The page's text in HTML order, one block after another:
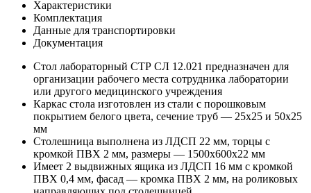
Характеристики
Комплектация
Данные для транспортировки
Документация
Стол лабораторный СТР СЛ 12.021 предназначен для
организации рабочего места сотрудника лаборатории
или другого медицинского учреждения
Каркас стола изготовлен из стали с порошковым
покрытием белого цвета, сечение труб — 25x25 и 50x25
мм
Столешница выполнена из ЛДСП 22 мм, торцы с
кромкой ПВХ 2 мм, размеры — 1500x600x22 мм
Имеет 2 выдвижных ящика из ЛДСП 16 мм с кромкой
ПВХ 0,4 мм, фасад — кромка ПВХ 2 мм, на роликовых